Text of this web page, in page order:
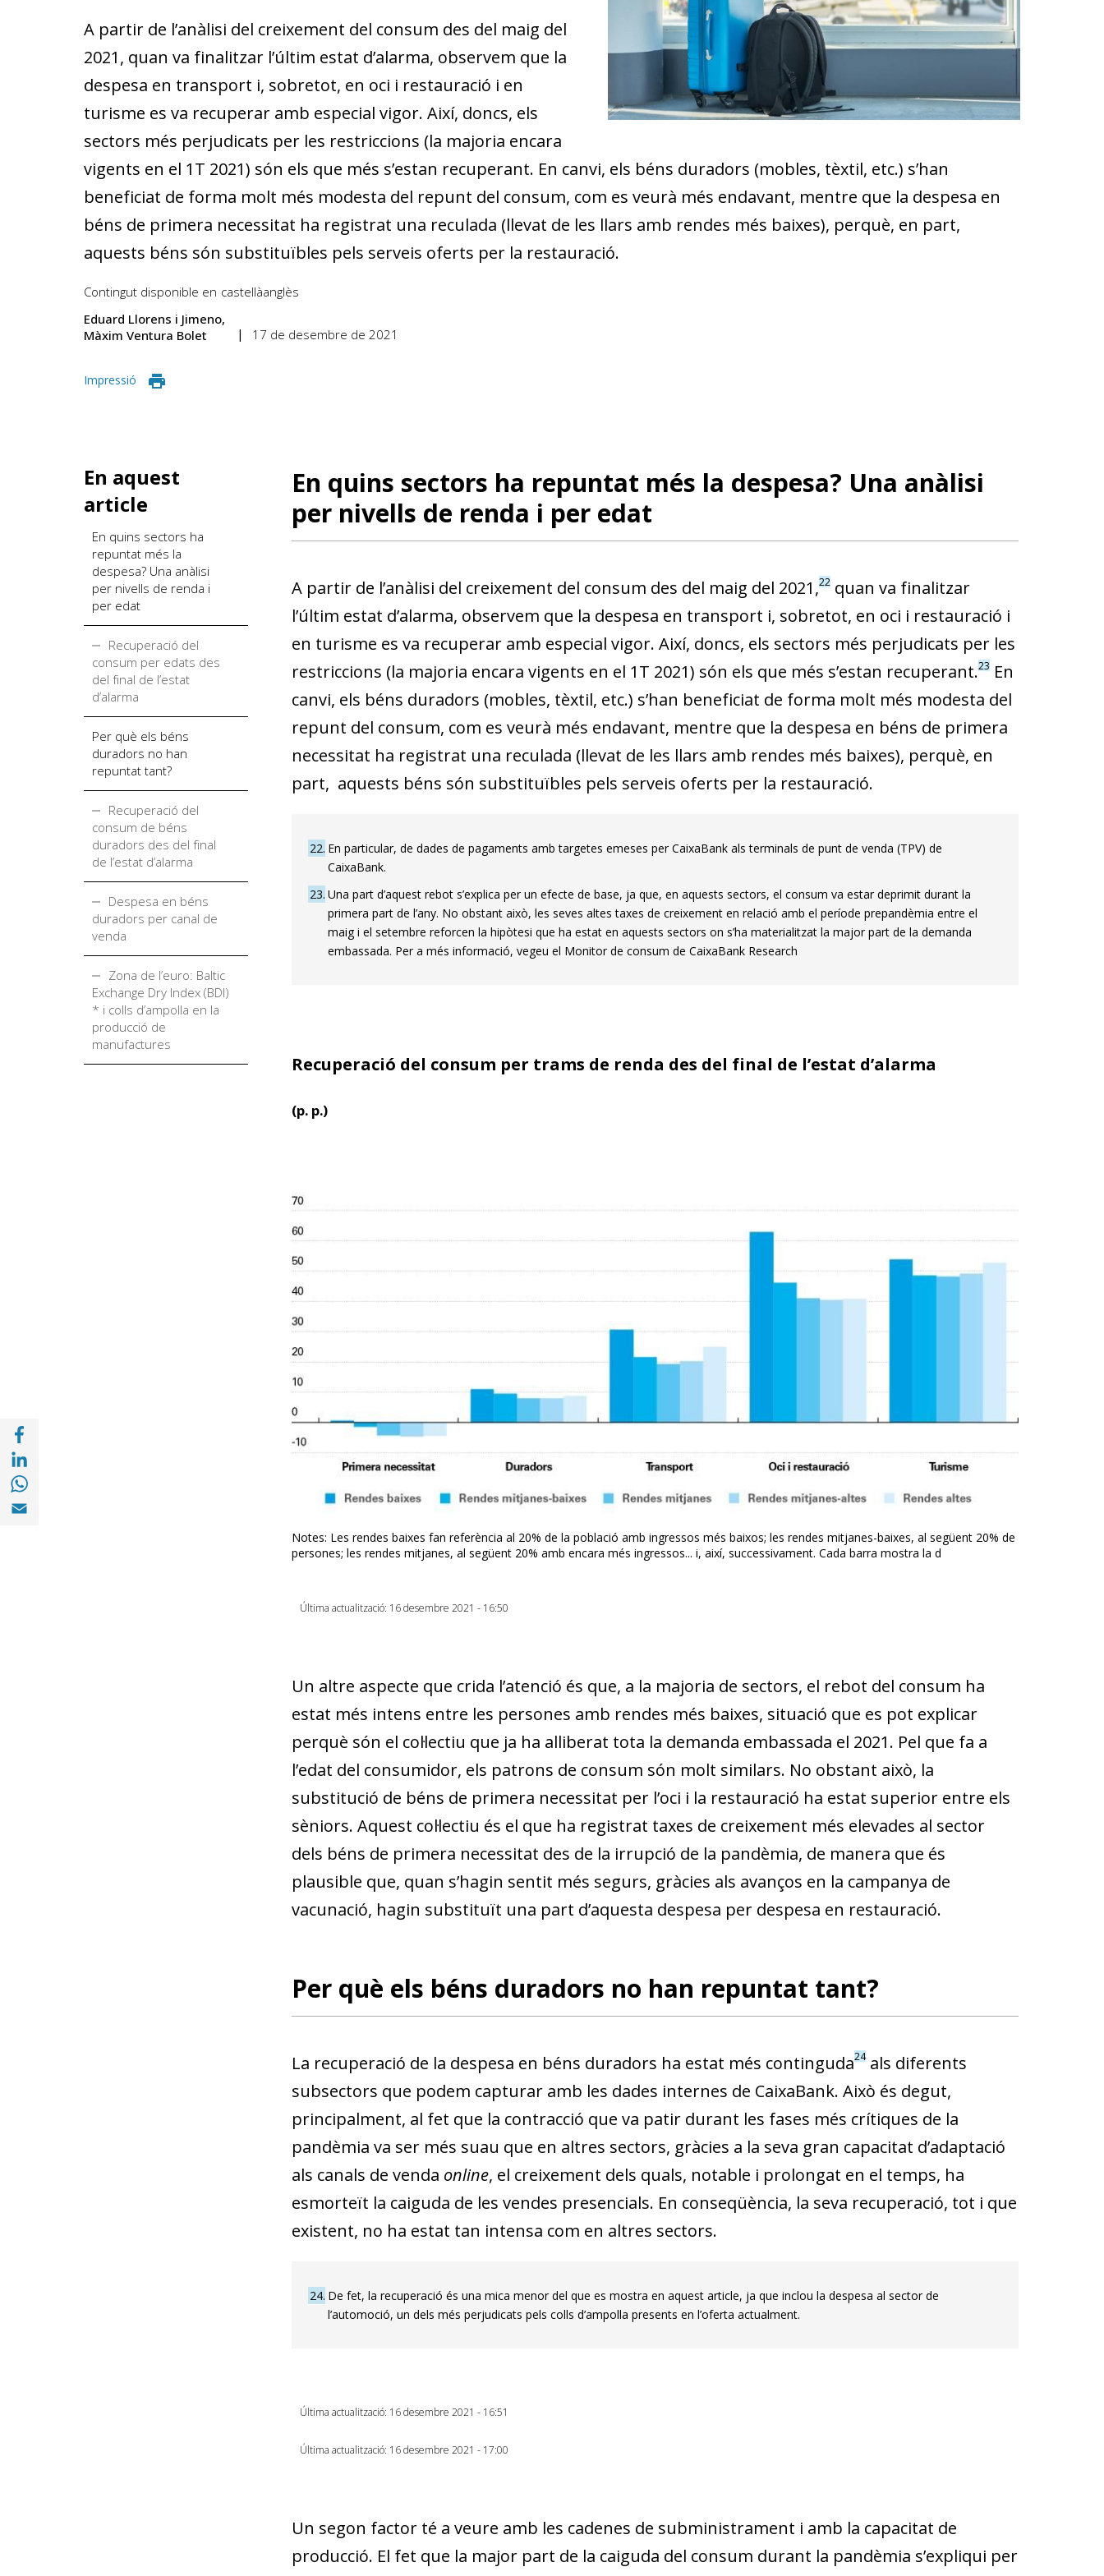
A partir de l’anàlisi del creixement del consum des del maig del
2021, quan va finalitzar l’últim estat d’alarma, observem que la
despesa en transport i, sobretot, en oci i restauració i en
turisme es va recuperar amb especial vigor. Així, doncs, els
sectors més perjudicats per les restriccions (la majoria encara
vigents en el 1T 2021) són els que més s’estan recuperant. En canvi, els béns duradors (mobles, tèxtil, etc.) s’han
beneficiat de forma molt més modesta del repunt del consum, com es veurà més endavant, mentre que la despesa en
béns de primera necessitat ha registrat una reculada (llevat de les llars amb rendes més baixes), perquè, en part,
aquests béns són substituïbles pels serveis oferts per la restauració.
Contingut disponible en castellàanglès
Eduard Llorens i Jimeno
Màxim Ventura Bolet
17 de desembre de 2021
Impressió
Compartir a Facebook (opens in a new window)
Compartir a with Linkedin (opens in a new window)
Compartir a with Whatsapp (opens in a new window)
Compartir a Email (opens in a new window)
En aquest
article
En quins sectors ha
repuntat més la
despesa? Una anàlisi
per nivells de renda i
per edat
Recuperació del
consum per edats des
del final de l’estat
d’alarma
Per què els béns
duradors no han
repuntat tant?
Recuperació del
consum de béns
duradors des del final
de l’estat d’alarma
Despesa en béns
duradors per canal de
venda
Zona de l’euro: Baltic
Exchange Dry Index (BDI)
* i colls d’ampolla en la
producció de
manufactures
En quins sectors ha repuntat més la despesa? Una anàlisi
per nivells de renda i per edat
A partir de l’anàlisi del creixement del consum des del maig del 2021,22quan va finalitzar
l’últim estat d’alarma, observem que la despesa en transport i, sobretot, en oci i restauració i
en turisme es va recuperar amb especial vigor. Així, doncs, els sectors més perjudicats per les
restriccions (la majoria encara vigents en el 1T 2021) són els que més s’estan recuperant.23En
canvi, els béns duradors (mobles, tèxtil, etc.) s’han beneficiat de forma molt més modesta del
repunt del consum, com es veurà més endavant, mentre que la despesa en béns de primera
necessitat ha registrat una reculada (llevat de les llars amb rendes més baixes), perquè, en
part, aquests béns són substituïbles pels serveis oferts per la restauració.
22 En particular, de dades de pagaments amb targetes emeses per CaixaBank als terminals de punt de venda (TPV) de
CaixaBank.
23 Una part d’aquest rebot s’explica per un efecte de base, ja que, en aquests sectors, el consum va estar deprimit durant la
primera part de l’any. No obstant això, les seves altes taxes de creixement en relació amb el període prepandèmia entre el
maig i el setembre reforcen la hipòtesi que ha estat en aquests sectors on s’ha materialitzat la major part de la demanda
embassada. Per a més informació, vegeu el Monitor de consum de CaixaBank Research
Recuperació del consum per trams de renda des del final de l’estat d’alarma
(p. p.)
Notes: Les rendes baixes fan referència al 20% de la població amb ingressos més baixos; les rendes mitjanes-baixes, al següent 20% de
persones; les rendes mitjanes, al següent 20% amb encara més ingressos... i, així, successivament. Cada barra mostra la d
Última actualització: 16 desembre 2021 - 16:50
Un altre aspecte que crida l’atenció és que, a la majoria de sectors, el rebot del consum ha
estat més intens entre les persones amb rendes més baixes, situació que es pot explicar
perquè són el col·lectiu que ja ha alliberat tota la demanda embassada el 2021. Pel que fa a
l’edat del consumidor, els patrons de consum són molt similars. No obstant això, la
substitució de béns de primera necessitat per l’oci i la restauració ha estat superior entre els
sèniors. Aquest col·lectiu és el que ha registrat taxes de creixement més elevades al sector
dels béns de primera necessitat des de la irrupció de la pandèmia, de manera que és
plausible que, quan s’hagin sentit més segurs, gràcies als avanços en la campanya de
vacunació, hagin substituït una part d’aquesta despesa per despesa en restauració.
Per què els béns duradors no han repuntat tant?
La recuperació de la despesa en béns duradors ha estat més continguda24als diferents
subsectors que podem capturar amb les dades internes de CaixaBank. Això és degut,
principalment, al fet que la contracció que va patir durant les fases més crítiques de la
pandèmia va ser més suau que en altres sectors, gràcies a la seva gran capacitat d’adaptació
als canals de venda online, el creixement dels quals, notable i prolongat en el temps, ha
esmorteït la caiguda de les vendes presencials. En conseqüència, la seva recuperació, tot i que
existent, no ha estat tan intensa com en altres sectors.
24 De fet, la recuperació és una mica menor del que es mostra en aquest article, ja que inclou la despesa al sector de
l’automoció, un dels més perjudicats pels colls d’ampolla presents en l’oferta actualment.
Última actualització: 16 desembre 2021 - 16:51
Última actualització: 16 desembre 2021 - 17:00
Un segon factor té a veure amb les cadenes de subministrament i amb la capacitat de
producció. El fet que la major part de la caiguda del consum durant la pandèmia s’expliqui per